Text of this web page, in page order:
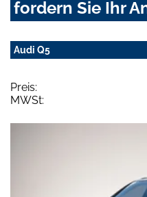
fordern Sie Ihr
Audi Q5
Preis:
MWSt: